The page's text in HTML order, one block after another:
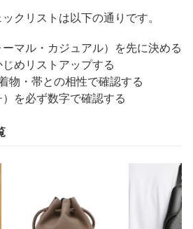
クリストは以下の通りです。
マル・カジュアル）を先に決める
めリストアップする
物・帯との相性で確認する
を必ず数字で確認する